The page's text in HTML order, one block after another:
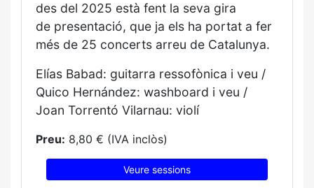
des del 2025 està fent la seva gira
de presentació, que ja els ha portat a fer
més de 25 concerts arreu de Catalunya.
Elías Babad: guitarra ressofònica i veu /
Quico Hernández: washboard i veu /
Joan Torrentó Vilarnau: violí
Preu: 8,80 € (IVA inclòs)
Veure sessions